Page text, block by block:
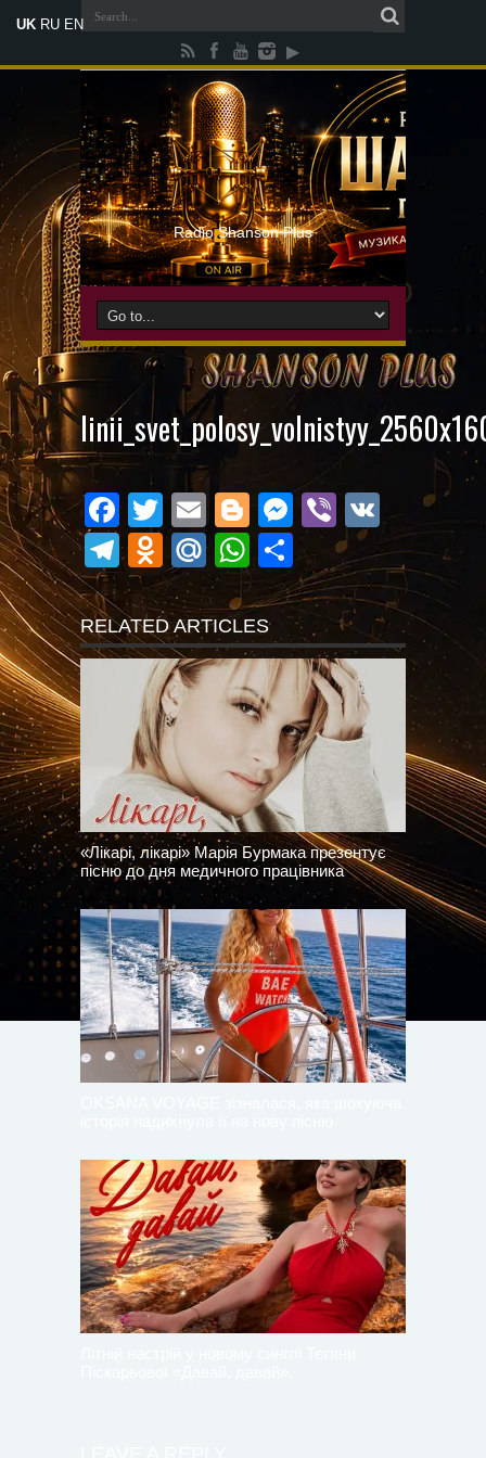
Radio Shanson Plus
Facebook
Twitter
EmailBlogger
Messenger
ViberVK
Telegram
Odnoklassniki
Mail.RuWhatsApp
Поділитися
RELATED ARTICLES
«Лікарі, лікарі» Марія Бурмака презентує
пісню до дня медичного працівника
UK RU EN